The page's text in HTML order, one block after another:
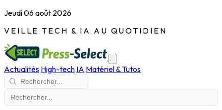
Jeudi 06 août 2026
VEILLE TECH & IA AU QUOTIDIEN
Actualités High-tech IA Matériel & Tutos